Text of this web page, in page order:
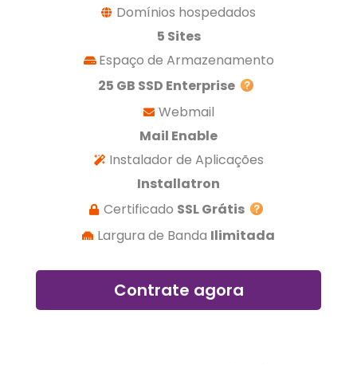
Domínios hospedados
5 Sites
Espaço de Armazenamento
25 GB SSD Enterprise
Webmail
Mail Enable
Instalador de Aplicações
Installatron
Certificado SSL Grátis
Largura de Banda Ilimitada
Contrate agora